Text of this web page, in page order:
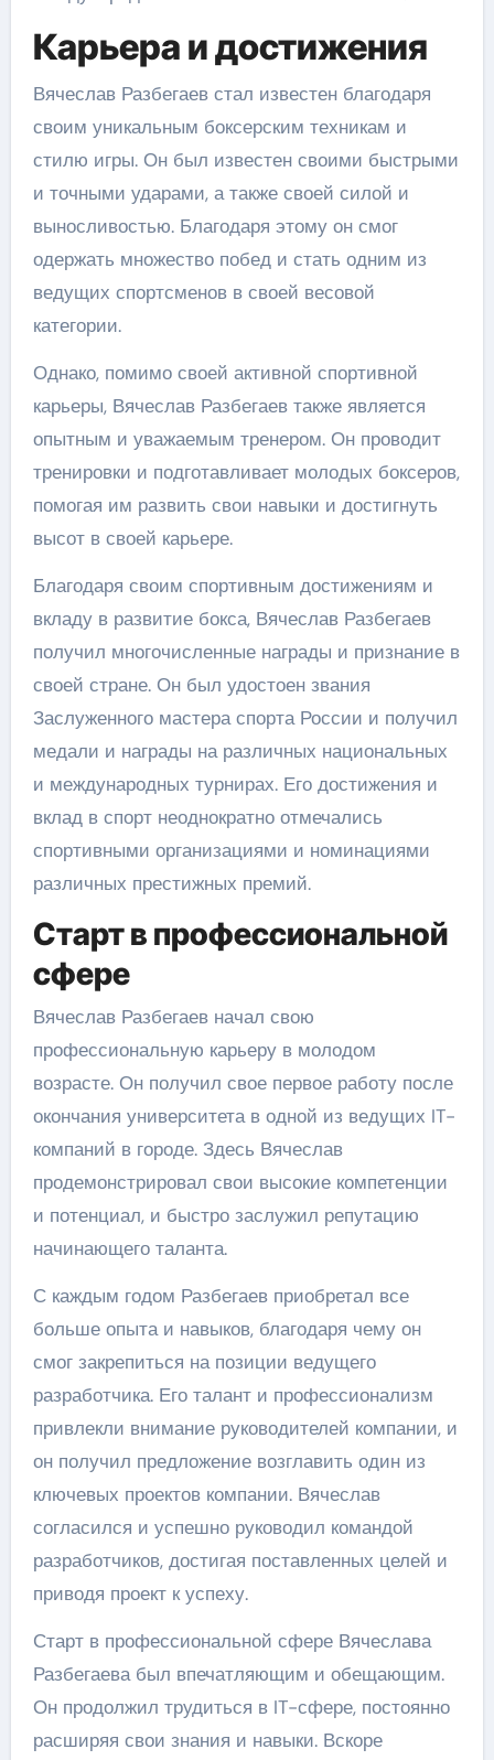
Карьера и достижения
Вячеслав Разбегаев стал известен благодаря
своим уникальным боксерским техникам и
стилю игры. Он был известен своими быстрыми
и точными ударами, а также своей силой и
выносливостью. Благодаря этому он смог
одержать множество побед и стать одним из
ведущих спортсменов в своей весовой
категории.
Однако, помимо своей активной спортивной
карьеры, Вячеслав Разбегаев также является
опытным и уважаемым тренером. Он проводит
тренировки и подготавливает молодых боксеров,
помогая им развить свои навыки и достигнуть
высот в своей карьере.
Благодаря своим спортивным достижениям и
вкладу в развитие бокса, Вячеслав Разбегаев
получил многочисленные награды и признание в
своей стране. Он был удостоен звания
Заслуженного мастера спорта России и получил
медали и награды на различных национальных
и международных турнирах. Его достижения и
вклад в спорт неоднократно отмечались
спортивными организациями и номинациями
различных престижных премий.
Старт в профессиональной
сфере
Вячеслав Разбегаев начал свою
профессиональную карьеру в молодом
возрасте. Он получил свое первое работу после
окончания университета в одной из ведущих IT-
компаний в городе. Здесь Вячеслав
продемонстрировал свои высокие компетенции
и потенциал, и быстро заслужил репутацию
начинающего таланта.
С каждым годом Разбегаев приобретал все
больше опыта и навыков, благодаря чему он
смог закрепиться на позиции ведущего
разработчика. Его талант и профессионализм
привлекли внимание руководителей компании, и
он получил предложение возглавить один из
ключевых проектов компании. Вячеслав
согласился и успешно руководил командой
разработчиков, достигая поставленных целей и
приводя проект к успеху.
Старт в профессиональной сфере Вячеслава
Разбегаева был впечатляющим и обещающим.
Он продолжил трудиться в IT-сфере, постоянно
расширяя свои знания и навыки. Вскоре